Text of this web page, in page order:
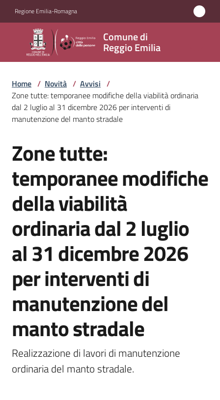
Regione Emilia-Romagna
Comune di
Reggio Emilia
Comune
di
Reggio
Emilia
Amministrazione
Servizi
Novità
Menu selezionato
Vivere
Reggio
Emilia
Tutti
gli
argomenti
T
u
r
i
Home / Novità / Avvisi /
Zone tutte: temporanee modifiche della viabilità ordinaria
dal 2 luglio al 31 dicembre 2026 per interventi di
manutenzione del manto stradale
Salta al contenuto
Zone tutte:
temporanee modifiche
della viabilità
ordinaria dal 2 luglio
al 31 dicembre 2026
per interventi di
manutenzione del
manto stradale
Realizzazione di lavori di manutenzione
ordinaria del manto stradale.